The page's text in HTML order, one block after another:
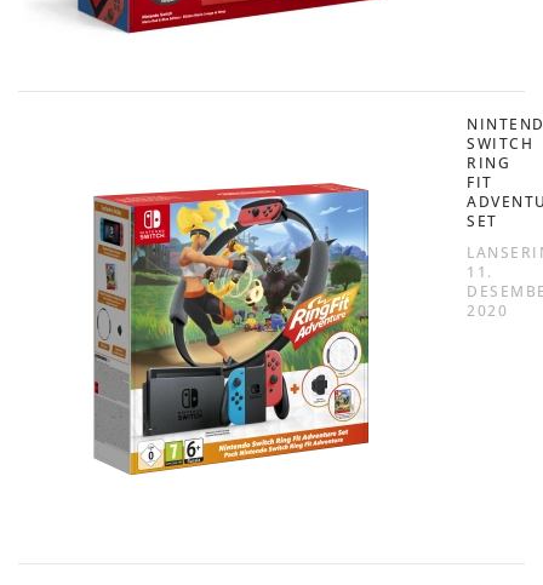
SWITCH
RING
FIT
SET
11.
2020